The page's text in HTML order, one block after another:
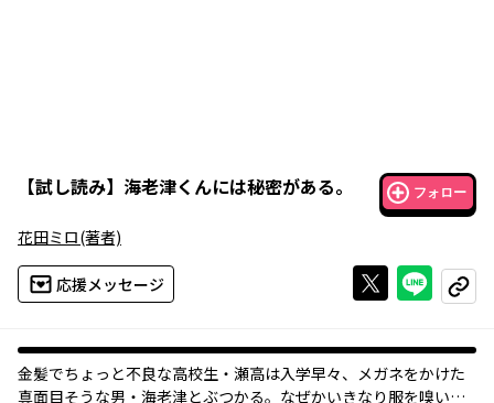
【試し読み】 海老津くんには秘密がある。 フォロー
花田ミロ(著者)
応援メッセージ Xで投稿する
ライン
コピー
金髪でちょっと不良な高校生・瀬高は入学早々、メガネをかけた
真面目そうな男・海老津とぶつかる。なぜかいきなり服を嗅いで